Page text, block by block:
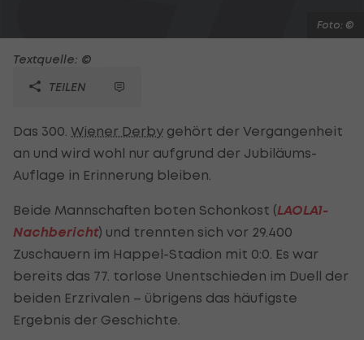
Foto: ©
Textquelle: ©
TEILEN
Das 300. Wiener Derby gehört der Vergangenheit
an und wird wohl nur aufgrund der Jubiläums-
Auflage in Erinnerung bleiben.
Beide Mannschaften boten Schonkost (LAOLA1-
Nachbericht) und trennten sich vor 29.400
Zuschauern im Happel-Stadion mit 0:0. Es war
bereits das 77. torlose Unentschieden im Duell der
beiden Erzrivalen – übrigens das häufigste
Ergebnis der Geschichte.